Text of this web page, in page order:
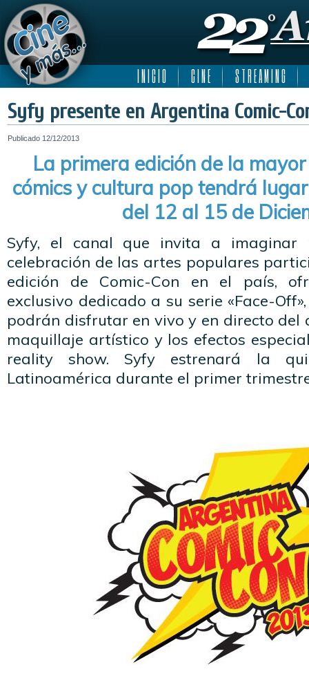
I N I C I O C I N E S T R E A M I N G
Syfy presente en Argentina Comic-
Publicado 12/12/2013
La primera edición de la
cómics y cultura pop tendrá
del 12 al 15 de
Syfy, el canal que invita a imaginar
celebración de las artes populares
edición de Comic-Con en el país,
exclusivo dedicado a su serie «Face-
podrán disfrutar en vivo y en directo del
maquillaje artístico y los efectos
reality show. Syfy estrenará la
Latinoamérica durante el primer